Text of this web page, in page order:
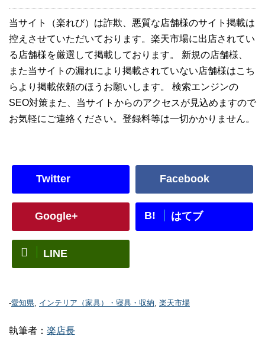
当サイト（楽れび）は詐欺、悪質な店舗様のサイト掲載は
控えさせていただいております。楽天市場に出店されてい
る店舗様を厳選して掲載しております。 新規の店舗様、
また当サイトの漏れにより掲載されていない店舗様はこち
らより掲載依頼のほうお願いします。 検索エンジンの
SEO対策また、当サイトからのアクセスが見込めますので
お気軽にご連絡ください。登録料等は一切かかりません。
Twitter Facebook
Google+ B! はてブ
LINE
-愛知県, インテリア（家具）・寝具・収納, 楽天市場
執筆者： 楽店長